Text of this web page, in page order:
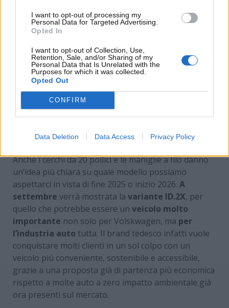
I want to opt-out of processing my
Personal Data for Targeted Advertising.
Opted In
I want to opt-out of Collection, Use,
Retention, Sale, and/or Sharing of my
Personal Data that Is Unrelated with the
Purposes for which it was collected.
Opted Out
CONFIRM
Data Deletion Data Access Privacy Policy
Anche i cerchi da 20 pollici e le maniglie a filo danno
un’idea più chiara su quale modello possiamo
aspettarci in vista di fine 2025 o inizio 2026. A
settembre verrà mostrata la variante ID.2X, per
quello che potrebbe essere un veicolo molto
importante non solo per Volskwagen, ma per
l’industria auto tutta. Il brand tedesco infatti vuole
conquistare molti clienti in un sol colpo con un
veicolo più conveniente, sostenibile e accessibile,
grazie a una proposta già di partenza più economica
rispetto a molte auto a zero impatto ambientale già
ora presenti sul mercato.